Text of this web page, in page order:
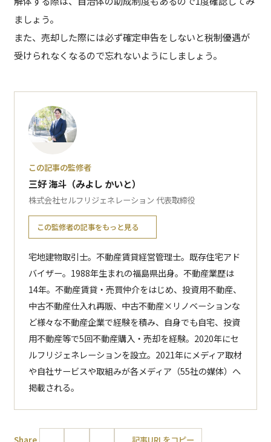
ましょう。
また、売却した際には必ず確定申告をしないと税制優遇が
受けられなくなるので忘れないようにしましょう。
この記事の監修者
三好 海斗（みよし かいと）
株式会社セルフリジェネレーション 代表取締役
この監修者の記事をもっと見る
宅地建物取引士。不動産賃貸経営管理士。既存住宅アド
バイザー。1988年生まれの福島県出身。不動産業歴は
14年。不動産賃貸・売買仲介をはじめ、投資用不動産、
中古不動産仕入れ再販、中古不動産×リノベーションな
ど様々な不動産企業で経験を積み、自身でも自宅、投資
用不動産等で5回不動産購入・売却を経験。2020年にセ
ルフリジェネレーションを設立。2021年にメディア取材
や自社サービスや取組みが各メディア（55社の媒体）へ
掲載される。
Share 記事URLをコピー